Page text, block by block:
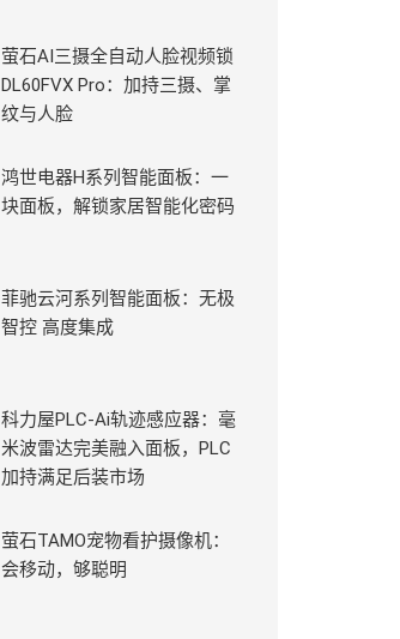
萤石AI三摄全自动人脸视频锁
DL60FVX Pro：加持三摄、掌
纹与人脸
鸿世电器H系列智能面板：一
块面板，解锁家居智能化密码
菲驰云河系列智能面板：无极
智控 高度集成
科力屋PLC-Ai轨迹感应器：毫
米波雷达完美融入面板，PLC
加持满足后装市场
萤石TAMO宠物看护摄像机：
会移动，够聪明